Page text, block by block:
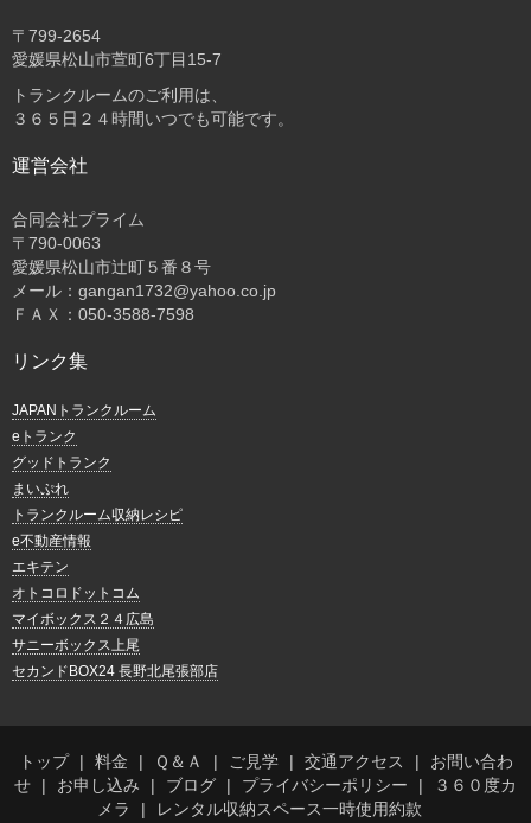
〒 799-2654
愛媛県松山市萱町6丁目15-7
トランクルームのご利用は、
３６５日２４時間いつでも可能です。
運営会社
合同会社プライム
〒 790-0063
愛媛県松山市辻町５番８号
メール：gangan1732@yahoo.co.jp
ＦＡＸ：050-3588-7598
リンク集
JAPANトランクルーム
eトランク
グッドトランク
まいぷれ
トランクルーム収納レシピ
e不動産情報
エキテン
オトコロドットコム
マイボックス２４広島
サニーボックス上尾
セカンドBOX24 長野北尾張部店
トップ 料金 Ｑ＆Ａ ご見学 交通アクセス
お問い合わ
せ
お申し込み ブログ プライバシーポリシー
３６０度カ
メラ
レンタル収納スペース一時使用約款